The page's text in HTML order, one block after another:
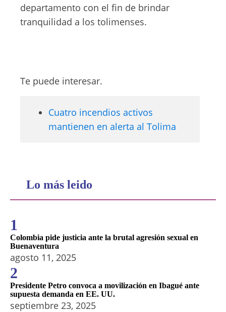
departamento con el fin de brindar
tranquilidad a los tolimenses.
Te puede interesar.
Cuatro incendios activos
mantienen en alerta al Tolima
Lo más leido
1
Colombia pide justicia ante la brutal agresión sexual en
Buenaventura
agosto 11, 2025
2
Presidente Petro convoca a movilización en Ibagué ante
supuesta demanda en EE. UU.
septiembre 23, 2025